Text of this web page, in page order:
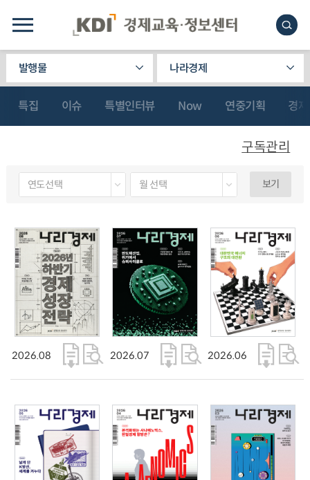
발행물 나라경제
특집 이슈 특별인터뷰 Now 연중기획 경
보기
2026.08 2026.07 2026.06
구독관리